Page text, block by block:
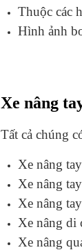
Thuộc các
Hình ảnh
Xe nâng
Tất cả chúng
Xe nâng
Xe nâng
Xe nâng
Xe nâng di
Xe nâng